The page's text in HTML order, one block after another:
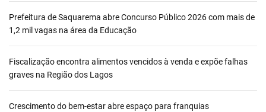
Prefeitura de Saquarema abre Concurso Público 2026 com mais de
1,2 mil vagas na área da Educação
Fiscalização encontra alimentos vencidos à venda e expõe falhas
graves na Região dos Lagos
Crescimento do bem-estar abre espaço para franquias